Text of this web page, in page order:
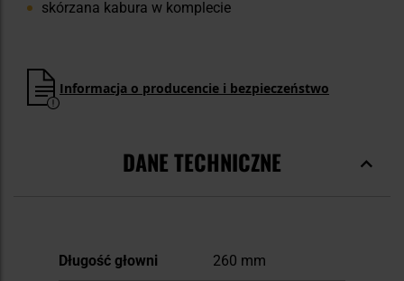
skórzana kabura w komplecie
Informacja o producencie i bezpieczeństwo
DANE TECHNICZNE
Więcej
Długość głowni
260 mm